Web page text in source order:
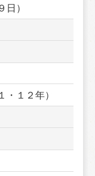
）
１２年）